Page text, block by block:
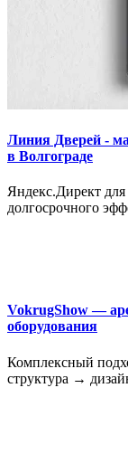
Линия Дверей -
в Волгограде
Яндекс.Директ для
долгосрочного
VokrugShow —
оборудования
Комплексный
структура →